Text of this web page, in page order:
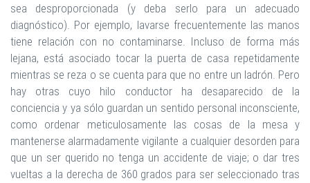
sea desproporcionada (y deba serlo para un adecuado
diagnóstico). Por ejemplo, lavarse frecuentemente las manos
tiene relación con no contaminarse. Incluso de forma más
lejana, está asociado tocar la puerta de casa repetidamente
mientras se reza o se cuenta para que no entre un ladrón. Pero
hay otras cuyo hilo conductor ha desaparecido de la
conciencia y ya sólo guardan un sentido personal inconsciente,
como ordenar meticulosamente las cosas de la mesa y
mantenerse alarmadamente vigilante a cualquier desorden para
que un ser querido no tenga un accidente de viaje; o dar tres
vueltas a la derecha de 360 grados para ser seleccionado tras